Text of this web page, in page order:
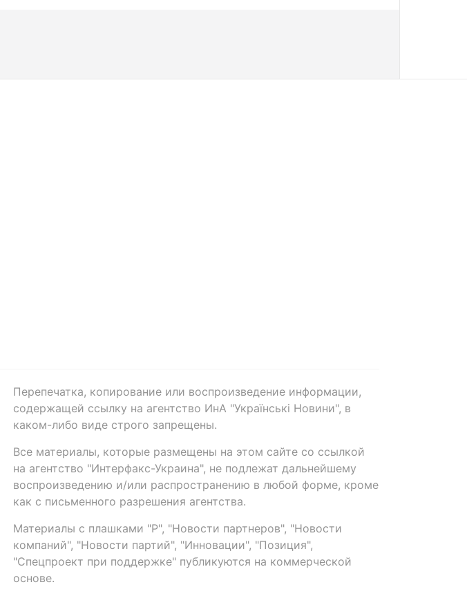
Перепечатка, копирование или воспроизведение информации,
содержащей ссылку на агентство ИнА "Українські Новини", в
каком-либо виде строго запрещены.
Все материалы, которые размещены на этом сайте со ссылкой
на агентство "Интерфакс-Украина", не подлежат дальнейшему
воспроизведению и/или распространению в любой форме, кроме
как с письменного разрешения агентства.
Материалы с плашками "Р", "Новости партнеров", "Новости
компаний", "Новости партий", "Инновации", "Позиция",
"Спецпроект при поддержке" публикуются на коммерческой
основе.